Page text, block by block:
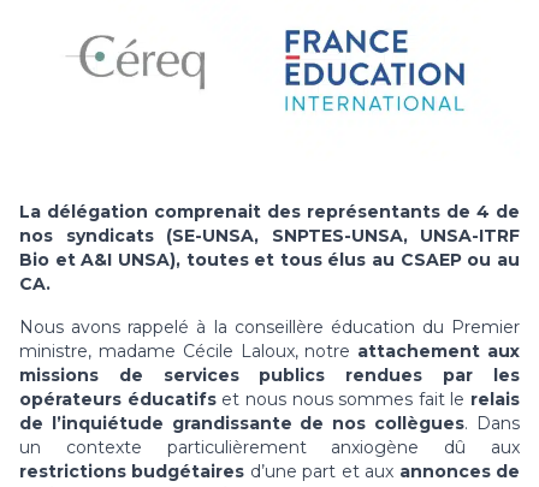
La délégation comprenait des représentants de 4 de
nos syndicats (SE-UNSA, SNPTES-UNSA, UNSA-ITRF
Bio et A&I UNSA), toutes et tous élus au CSAEP ou au
CA.
Nous avons rappelé à la conseillère éducation du Premier
ministre, madame Cécile Laloux, notre attachement aux
missions de services publics rendues par les
opérateurs éducatifset nous nous sommes fait le relais
de l’inquiétude grandissante de nos collègues. Dans
un contexte particulièrement anxiogène dû aux
restrictions budgétaires d’une part et aux annonces de